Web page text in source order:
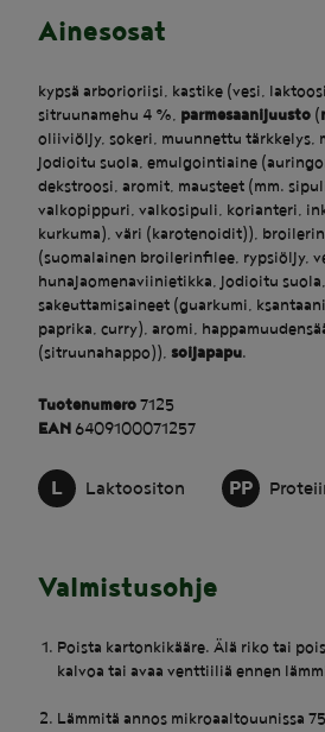
Ainesosat
kypsä arborioriisi, kastike (vesi,
sitruunamehu 4 %, parmesaanijuusto (
oliiviöljy, sokeri, muunnettu tärkkelys,
jodioitu suola, emulgointiaine
dekstroosi, aromit, mausteet (mm.
valkopippuri, valkosipuli, korianteri,
kurkuma), väri (karotenoidit)),
(suomalainen broilerinfilee, rypsiöljy,
hunajaomenaviinietikka, jodioitu
sakeuttamisaineet (guarkumi,
paprika, curry), aromi,
(sitruunahappo)), soijapapu.
Tuotenumero7125
EAN 6409100071257
L Laktoositon PP
Valmistusohje
Poista kartonkikääre. Älä riko tai
kalvoa tai avaa venttiiliä ennen
Lämmitä annos mikroaaltouunissa